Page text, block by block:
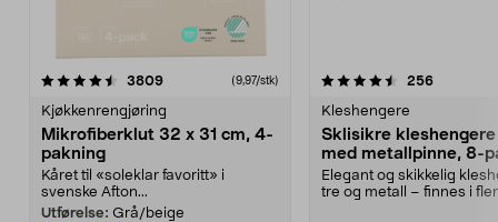
3809anmeldelser(9,97/stk)
Kjøkkenrengjøring
Mikrofiberklut 32 x 31 cm, 4-
pakning
Kåret til «soleklar favoritt» i
svenske Afton...
Utførelse: Grå/beige
4.5av 5 stjerner 256
Kleshengere
Sklisikre
med metallpinne, 8-
Elegant og skikkelig
tre og metall – finnes i
4.5av 5 stjerner